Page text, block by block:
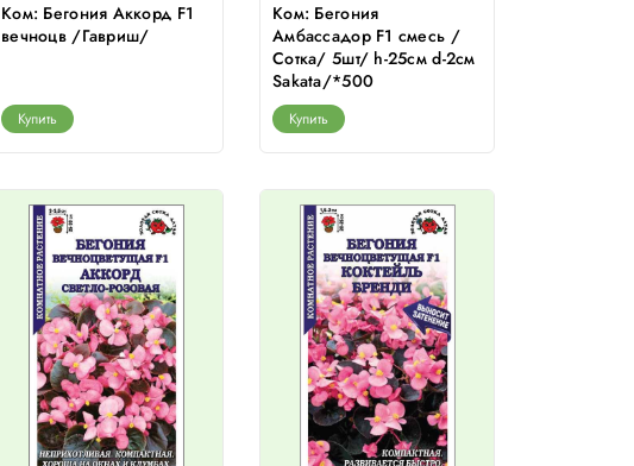
Ком: Бегония Аккорд F1
вечноцв /Гавриш/
Купить
Ком: Бегония
Амбассадор F1 смесь /
Сотка/ 5шт/ h-25см d-2см
Sakata/*500
Купить